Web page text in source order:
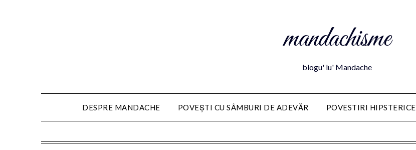
mandachisme
blogu' lu' Mandache
DESPRE MANDACHE POVEȘTI CU SÂMBURI DE ADEVĂR POVESTIRI HIPSTERICE